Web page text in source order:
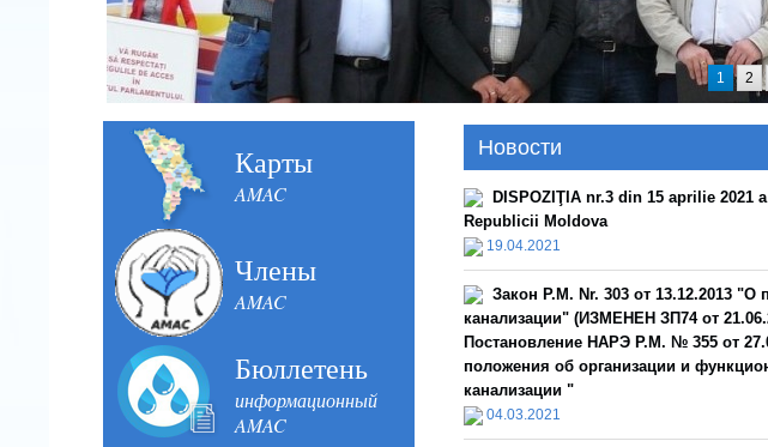
1 2
Карты
AMAC
Члены
AMAC
Бюллетень
информационный
AMAC
Новости
DISPOZIŢIA nr.3 din 15 aprilie
Republicii Moldova
19.04.2021
Закон Р.М. Nr. 303 от 13.12.2013 "О
канализации" (ИЗМЕНЕН ЗП74 от
Постановление НАРЭ Р.М. № 355 от
положения об организации и
канализации "
04.03.2021